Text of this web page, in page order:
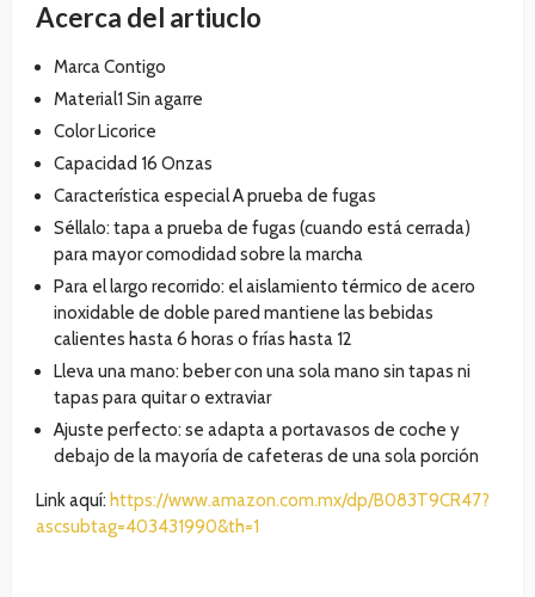
Acerca del artiuclo
Marca Contigo
Material1 Sin agarre
Color Licorice
Capacidad 16 Onzas
Característica especial A prueba de fugas
Séllalo: tapa a prueba de fugas (cuando está cerrada)
para mayor comodidad sobre la marcha
Para el largo recorrido: el aislamiento térmico de acero
inoxidable de doble pared mantiene las bebidas
calientes hasta 6 horas o frías hasta 12
Lleva una mano: beber con una sola mano sin tapas ni
tapas para quitar o extraviar
Ajuste perfecto: se adapta a portavasos de coche y
debajo de la mayoría de cafeteras de una sola porción
Link aquí: https://www.amazon.com.mx/dp/B083T9CR47?
ascsubtag=403431990&th=1